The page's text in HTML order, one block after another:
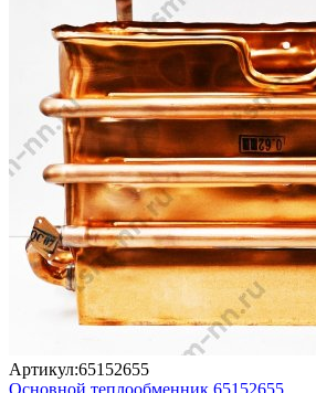
Артикул:65152655